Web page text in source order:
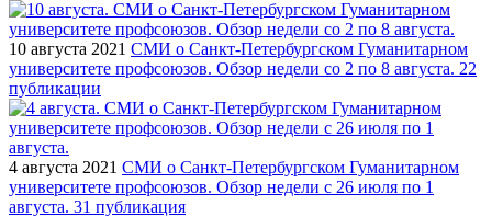
10 августа 2021 СМИ о Санкт-Петербургском Гуманитарном
университете профсоюзов. Обзор недели со 2 по 8 августа. 22
публикации
4 августа 2021 СМИ о Санкт-Петербургском Гуманитарном
университете профсоюзов. Обзор недели с 26 июля по 1
августа. 31 публикация